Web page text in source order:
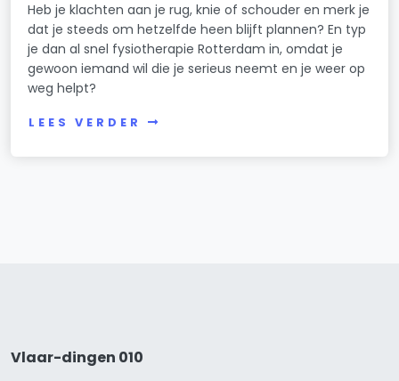
Heb je klachten aan je rug, knie of schouder en merk je
dat je steeds om hetzelfde heen blijft plannen? En typ
je dan al snel fysiotherapie Rotterdam in, omdat je
gewoon iemand wil die je serieus neemt en je weer op
weg helpt?
LEES VERDER
Vlaar-dingen 010